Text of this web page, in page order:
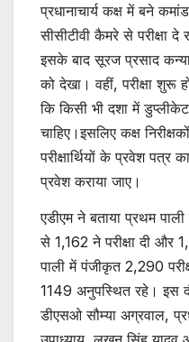
प्रधानाचार्य कक्ष में बने
सीसीटीवी कैमरे से परीक्षा
इसके बाद सूरज प्रसाद
को देखा। वहीं, परीक्षा शुरू
कि किसी भी दशा में डुप्लीकेट
चाहिए।इसलिए कक्ष
परीक्षार्थियों के प्रवेश पत्र
प्रवेश कराया जाए।
एडीएम ने बताया प्रथम पाली
से 1,162 ने परीक्षा दी और
पाली में पंजीकृत 2,290
1149 अनुपस्थित रहे। इस
डीएसओ सौम्या अग्रवाल,